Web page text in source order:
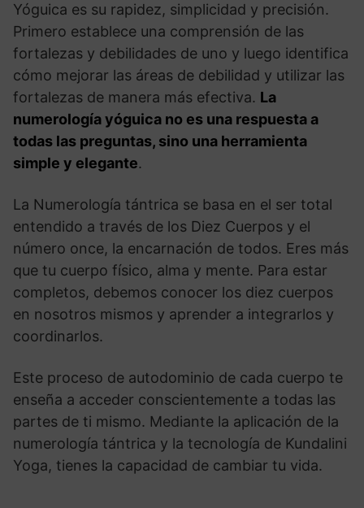
Yóguica es su rapidez, simplicidad y precisión.
Primero establece una comprensión de las
fortalezas y debilidades de uno y luego identifica
cómo mejorar las áreas de debilidad y utilizar las
fortalezas de manera más efectiva. La
numerología yóguica no es una respuesta a
todas las preguntas, sino una herramienta
simple y elegante.
La Numerología tántrica se basa en el ser total
entendido a través de los Diez Cuerpos y el
número once, la encarnación de todos. Eres más
que tu cuerpo físico, alma y mente. Para estar
completos, debemos conocer los diez cuerpos
en nosotros mismos y aprender a integrarlos y
coordinarlos.
Este proceso de autodominio de cada cuerpo te
enseña a acceder conscientemente a todas las
partes de ti mismo. Mediante la aplicación de la
numerología tántrica y la tecnología de Kundalini
Yoga, tienes la capacidad de cambiar tu vida.